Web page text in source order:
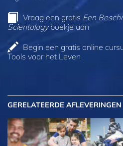
Vraag een gratis Een
Scientologyboekje aan
Begin een gratis online
Tools voor het Leven
GERELATEERDE AFLEVERINGEN